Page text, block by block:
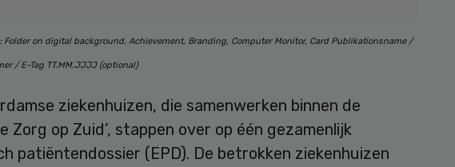
Folder on digital background, Achievement, Branding, Computer Monitor, Card Publikationsname /
/ E-Tag TT.MM.JJJJ (optional)
ziekenhuizen, die samenwerken binnen de
Zorg op Zuid’, stappen over op één gezamenlijk
patiëntendossier (EPD). De betrokken ziekenhuizen